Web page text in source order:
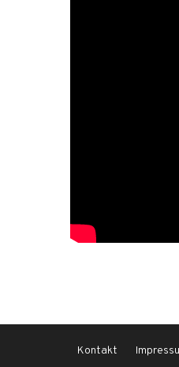
Kontakt